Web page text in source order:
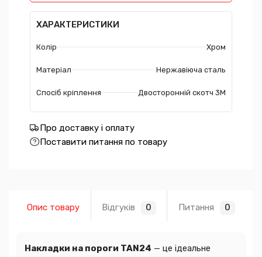
ХАРАКТЕРИСТИКИ
Колір Хром
Матеріал Нержавіюча сталь
Спосіб кріплення Двосторонній скотч 3М
Про доставку і оплату
Поставити питання по товару
Опис товару Відгуків 0 Питання 0
Накладки на пороги TAN24 — це ідеальне